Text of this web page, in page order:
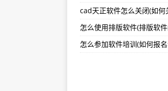
cad天正软件怎么关闭(如
怎么使用排版软件(排版软
怎么参加软件培训(如何报